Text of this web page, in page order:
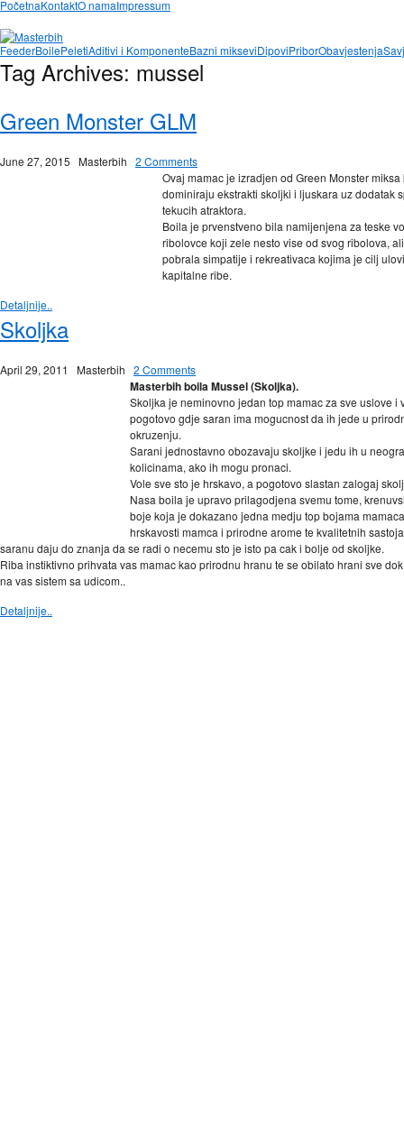
PočetnaKontaktO namaImpressum
FeederBoilePeletiAditivi i KomponenteBazni mikseviDipoviPriborObavjestenja
Tag Archives: mussel
Green Monster GLM
June 27, 2015 Masterbih 2 Comments
Ovaj mamac je izradjen od Green Monster miksa
dominiraju ekstrakti skoljki i ljuskara uz dodatak
tekucih atraktora.
Boila je prvenstveno bila namijenjena za teske
ribolovce koji zele nesto vise od svog ribolova,
pobrala simpatije i rekreativaca kojima je cilj
kapitalne ribe.
Detaljnije..
Skoljka
April 29, 2011 Masterbih 2 Comments
Masterbih boila Mussel (Skoljka).
Skoljka je neminovno jedan top mamac za sve uslove i
pogotovo gdje saran ima mogucnost da ih jede u
okruzenju.
Sarani jednostavno obozavaju skoljke i jedu ih u
kolicinama, ako ih mogu pronaci.
Vole sve sto je hrskavo, a pogotovo slastan zalogaj
Nasa boila je upravo prilagodjena svemu tome,
boje koja je dokazano jedna medju top bojama
hrskavosti mamca i prirodne arome te kvalitetnih
saranu daju do znanja da se radi o necemu sto je isto pa cak i bolje od skoljke.
Riba instiktivno prihvata vas mamac kao prirodnu hranu te se obilato hrani sve
na vas sistem sa udicom..
Detaljnije..